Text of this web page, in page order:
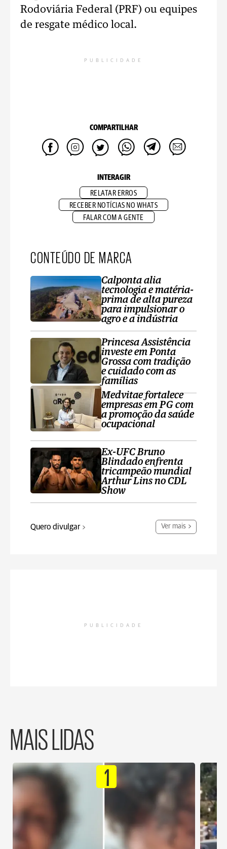
Rodoviária Federal (PRF) ou equipes
de resgate médico local.
PUBLICIDADE
COMPARTILHAR
INTERAGIR
RELATAR ERROS
RECEBER NOTÍCIAS NO WHATS
FALAR COM A GENTE
CONTEÚDO DE MARCA
Calponta alia
tecnologia e matéria-
prima de alta pureza
para impulsionar o
agro e a indústria
Princesa Assistência
investe em Ponta
Grossa com tradição
e cuidado com as
famílias
Medvitae fortalece
empresas em PG com
a promoção da saúde
ocupacional
Ex-UFC Bruno
Blindado enfrenta
tricampeão mundial
Arthur Lins no CDL
Show
Quero divulgar Ver mais
PUBLICIDADE
MAIS LIDAS
1